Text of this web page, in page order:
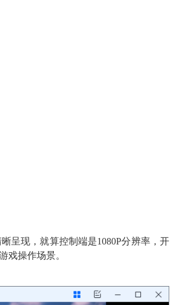
呈现，就算控制端是1080P分辨率，开
戏操作场景。